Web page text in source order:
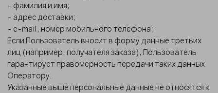
- фамилия и имя;
- адрес доставки;
- e-mail, номер мобильного телефона;
Если Пользователь вносит в форму данные третьих
лиц (например, получателя заказа), Пользователь
гарантирует правомерность передачи таких данных
Оператору.
Указанные выше персональные данные не относятся к